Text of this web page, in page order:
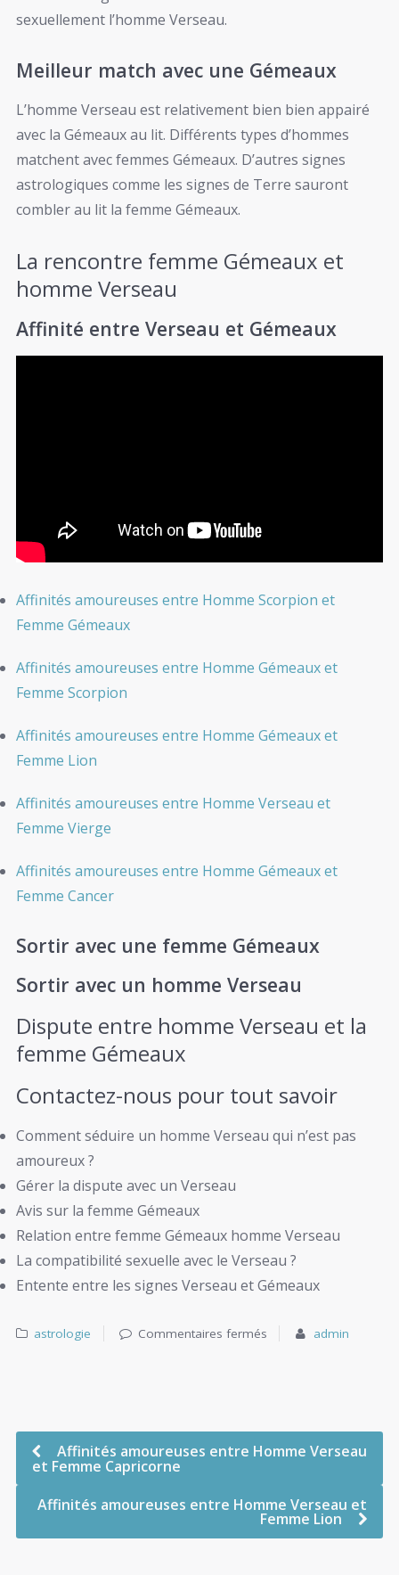
sexuellement l’homme Verseau.
Meilleur match avec une Gémeaux
L’homme Verseau est relativement bien bien appairé
avec la Gémeaux au lit. Différents types d’hommes
matchent avec femmes Gémeaux. D’autres signes
astrologiques comme les signes de Terre sauront
combler au lit la femme Gémeaux.
La rencontre femme Gémeaux et
homme Verseau
Affinité entre Verseau et Gémeaux
Affinités amoureuses entre Homme Scorpion et
Femme Gémeaux
Affinités amoureuses entre Homme Gémeaux et
Femme Scorpion
Affinités amoureuses entre Homme Gémeaux et
Femme Lion
Affinités amoureuses entre Homme Verseau et
Femme Vierge
Affinités amoureuses entre Homme Gémeaux et
Femme Cancer
Sortir avec une femme Gémeaux
Sortir avec un homme Verseau
Dispute entre homme Verseau et la
femme Gémeaux
Contactez-nous pour tout savoir
Comment séduire un homme Verseau qui n’est pas
amoureux ?
Gérer la dispute avec un Verseau
Avis sur la femme Gémeaux
Relation entre femme Gémeaux homme Verseau
La compatibilité sexuelle avec le Verseau ?
Entente entre les signes Verseau et Gémeaux
astrologie Commentaires fermés admin
Affinités amoureuses entre Homme Verseau
et Femme Capricorne
Affinités amoureuses entre Homme Verseau et
Femme Lion